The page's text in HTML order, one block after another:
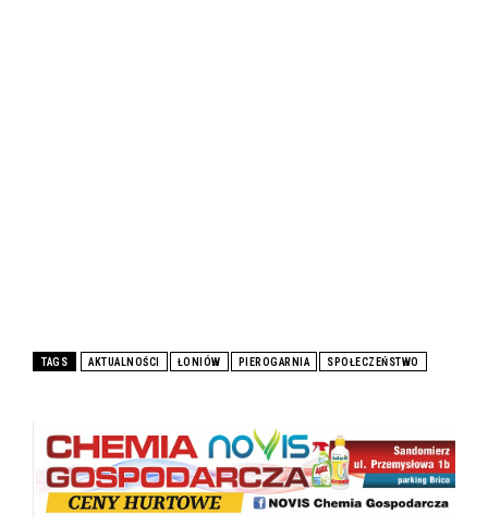
TAGS AKTUALNOŚCI ŁONIÓW PIEROGARNIA SPOŁECZEŃSTWO